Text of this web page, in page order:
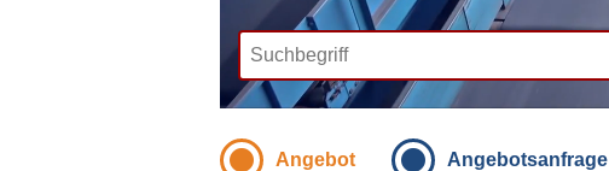
Angebot Angebotsanfrage